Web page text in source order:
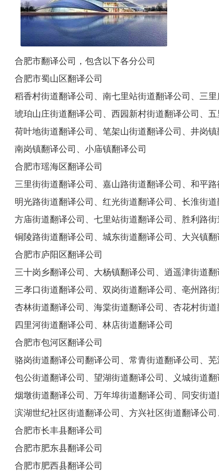
合肥市翻译公司，包含以下各分公司
合肥市蜀山区翻译公司
稻香村街道翻译公司、南七里站街道翻译公司、三
琥珀山庄街道翻译公司、西园新村街道翻译公司、
荷叶地街道翻译公司、笔架山街道翻译公司、井岗
南岗镇翻译公司、小庙镇翻译公司
合肥市瑶海区翻译公司
三里街街道翻译公司、嘉山路街道翻译公司、和平
明光路街道翻译公司、红光街道翻译公司、长淮街
方庙街道翻译公司、七里站街道翻译公司、胜利路
铜陵路街道翻译公司、城东街道翻译公司、大兴镇翻
合肥市庐阳区翻译公司
三十岗乡翻译公司、大杨镇翻译公司、逍遥津街道
三孝口街道翻译公司、双岗街道翻译公司、亳州路
杏林街道翻译公司、海棠街道翻译公司、杏花村街
四里河街道翻译公司、林店街道翻译公司
合肥市包河区翻译公司
骆岗街道翻译公司翻译公司、常青街道翻译公司、
包公街道翻译公司、望湖街道翻译公司、义城街道
烟墩街道翻译公司、万年埠街道翻译公司、同安街
滨湖世纪社区街道翻译公司、方兴社区街道翻译公
合肥市长丰县翻译公司
合肥市肥东县翻译公司
合肥市肥西县翻译公司